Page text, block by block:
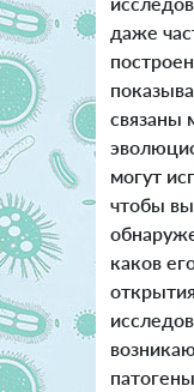
даже
связаны
могут
чтобы
каков